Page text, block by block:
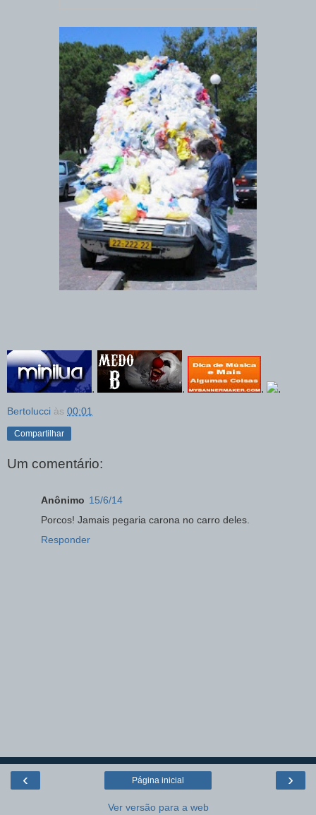
. . . .
Bertolucci às 00:01
Compartilhar
Um comentário:
Anônimo 15/6/14
Porcos! Jamais pegaria carona no carro deles.
Responder
‹ ›
Página inicial
Ver versão para a web